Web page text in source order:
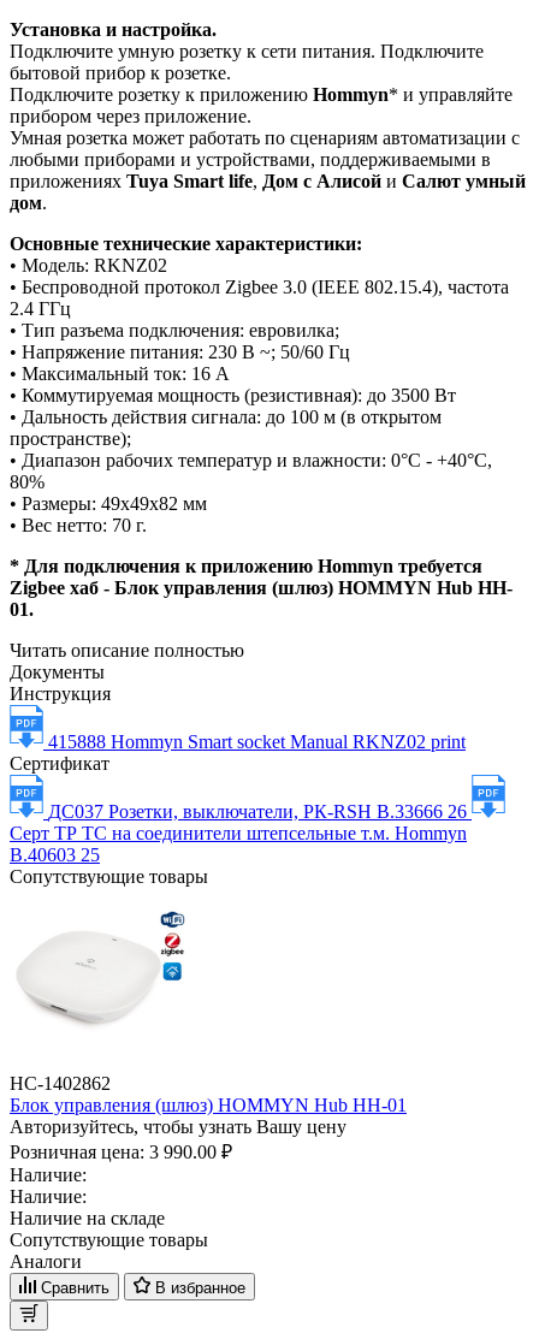
Установка и настройка.
Подключите умную розетку к сети питания. Подключите
бытовой прибор к розетке.
Подключите розетку к приложению Hommyn* и управляйте
прибором через приложение.
Умная розетка может работать по сценариям автоматизации с
любыми приборами и устройствами, поддерживаемыми в
приложениях Tuya Smart life, Дом с Алисой и Салют умный
дом.
Основные технические характеристики:
• Модель: RKNZ02
• Беспроводной протокол Zigbee 3.0 (IEEE 802.15.4), частота
2.4 ГГц
• Тип разъема подключения: евровилка;
• Напряжение питания: 230 В ~; 50/60 Гц
• Максимальный ток: 16 А
• Коммутируемая мощность (резистивная): до 3500 Вт
• Дальность действия сигнала: до 100 м (в открытом
пространстве);
• Диапазон рабочих температур и влажности: 0°С - +40°С,
80%
• Размеры: 49х49х82 мм
• Вес нетто: 70 г.
* Для подключения к приложению Hommyn требуется
Zigbee хаб - Блок управления (шлюз) HOMMYN Hub HH-
01.
Читать описание полностью
Документы
Инструкция
415888 Hommyn Smart socket Manual RKNZ02 print
Сертификат
ДС037 Розетки, выключатели, РК-RSH В.33666 26
Серт ТР ТС на соединители штепсельные т.м. Hommyn
В.40603 25
Сопутствующие товары
НС-1402862
Блок управления (шлюз) HOMMYN Hub HH-01
Авторизуйтесь, чтобы узнать Вашу цену
Розничная цена: 3 990.00 ₽
Наличие:
Наличие:
Наличие на складе
Сопутствующие товары
Аналоги
Сравнить В избранное